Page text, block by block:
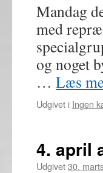
Mandag
med
og noget
… Læs
Udgivet i Ingen
4. april
Udgivet30.